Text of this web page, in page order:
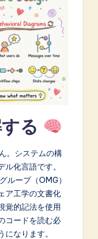
る
。システムの構
化言語です。
ループ（OMG）
ア工学の文書化
覚的記法を使用
コードを読む必
なります。